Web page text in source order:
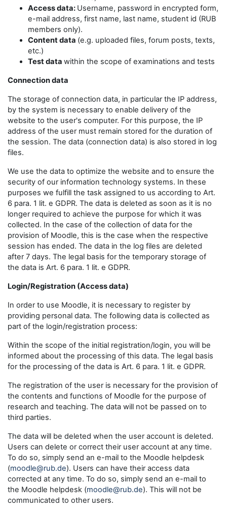
Access data: Username, password in encrypted form,
e-mail address, first name, last name, student id (RUB
members only).
Content data (e.g. uploaded files, forum posts, texts,
etc.)
Test data within the scope of examinations and tests
Connection data
The storage of connection data, in particular the IP address,
by the system is necessary to enable delivery of the
website to the user's computer. For this purpose, the IP
address of the user must remain stored for the duration of
the session. The data (connection data) is also stored in log
files.
We use the data to optimize the website and to ensure the
security of our information technology systems. In these
purposes we fulfill the task assigned to us according to Art.
6 para. 1 lit. e GDPR. The data is deleted as soon as it is no
longer required to achieve the purpose for which it was
collected. In the case of the collection of data for the
provision of Moodle, this is the case when the respective
session has ended. The data in the log files are deleted
after 7 days. The legal basis for the temporary storage of
the data is Art. 6 para. 1 lit. e GDPR.
Login/Registration (Access data)
In order to use Moodle, it is necessary to register by
providing personal data. The following data is collected as
part of the login/registration process:
Within the scope of the initial registration/login, you will be
informed about the processing of this data. The legal basis
for the processing of the data is Art. 6 para. 1 lit. e GDPR.
The registration of the user is necessary for the provision of
the contents and functions of Moodle for the purpose of
research and teaching. The data will not be passed on to
third parties.
The data will be deleted when the user account is deleted.
Users can delete or correct their user account at any time.
To do so, simply send an e-mail to the Moodle helpdesk
(moodle@rub.de). Users can have their access data
corrected at any time. To do so, simply send an e-mail to
the Moodle helpdesk (moodle@rub.de). This will not be
communicated to other users.